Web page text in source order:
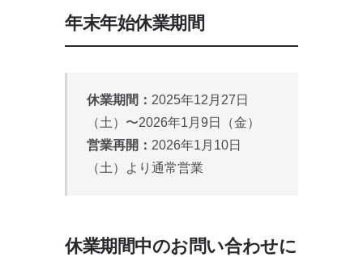
年末年始休業期間
休業期間： 2025年12月27日
（土）〜2026年1月9日（金）
営業再開： 2026年1月10日
（土）より通常営業
休業期間中のお問い合わせに